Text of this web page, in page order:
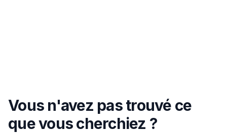
Vous n'avez pas trouvé ce
que vous cherchiez ?